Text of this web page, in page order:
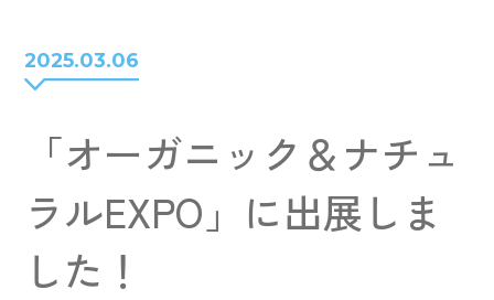
2025.03.06
「オーガニック＆ナチュ
ラルEXPO」に出展しま
した！